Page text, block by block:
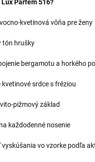
Parfém 516?
kvetinová vôňa pre ženy
tón hrušky
bergamotu a horkého
kvetinové srdce s fréziou
pižmový základ
každodenné nosenie
vyskúšania vo vzorke podľa